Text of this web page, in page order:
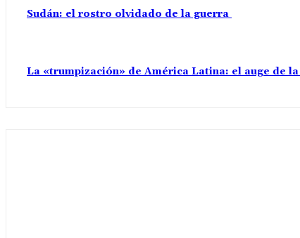
Sudán: el rostro olvidado de la guerra
La «trumpización» de América Latina: el auge de